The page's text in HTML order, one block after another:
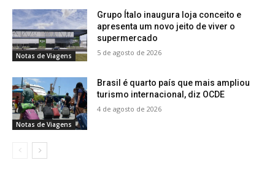
Notas de Viagens
Grupo Ítalo inaugura loja conceito e
apresenta um novo jeito de viver o
supermercado
5 de agosto de 2026
Notas de Viagens
Brasil é quarto país que mais ampliou
turismo internacional, diz OCDE
4 de agosto de 2026